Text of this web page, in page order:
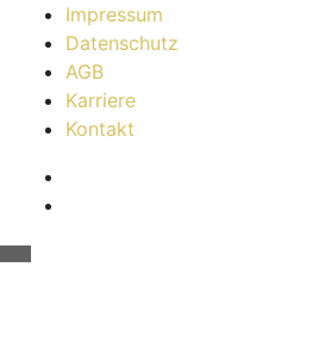
Impressum
Datenschutz
AGB
Karriere
Kontakt